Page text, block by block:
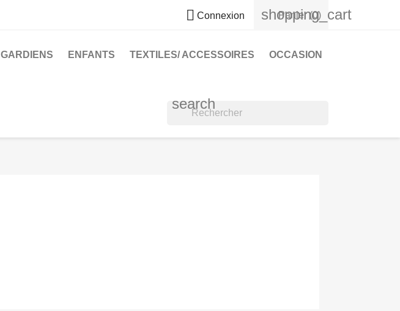
 Connexion shopping_cart
Panier (0)
GARDIENS ENFANTS TEXTILES/ ACCESSOIRES OCCASION
search